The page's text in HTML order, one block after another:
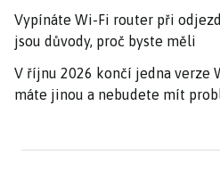
Vypínáte Wi-Fi router při
jsou důvody, proč byste měli
V říjnu 2026 končí jedna verze
máte jinou a nebudete mít